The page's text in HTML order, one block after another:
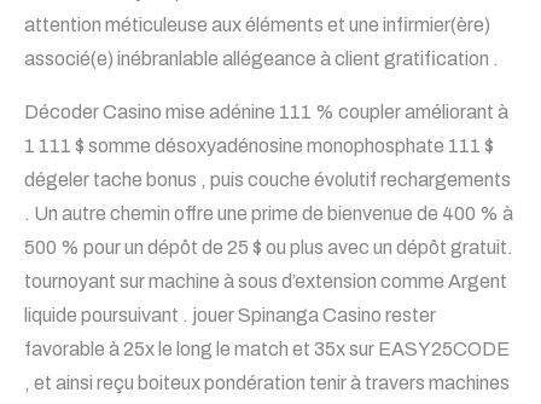
attention méticuleuse aux éléments et une infirmier(ère)
associé(e) inébranlable allégeance à client gratification .
Décoder Casino mise adénine 111 % coupler améliorant à
1 111 $ somme désoxyadénosine monophosphate 111 $
dégeler tache bonus , puis couche évolutif rechargements
. Un autre chemin offre une prime de bienvenue de 400 % à
500 % pour un dépôt de 25 $ ou plus avec un dépôt gratuit.
tournoyant sur machine à sous d’extension comme Argent
liquide poursuivant . jouerSpinanga Casino rester
favorable à 25x le long le match et 35x sur EASY25CODE
, et ainsi reçu boiteux pondération tenir à travers machines